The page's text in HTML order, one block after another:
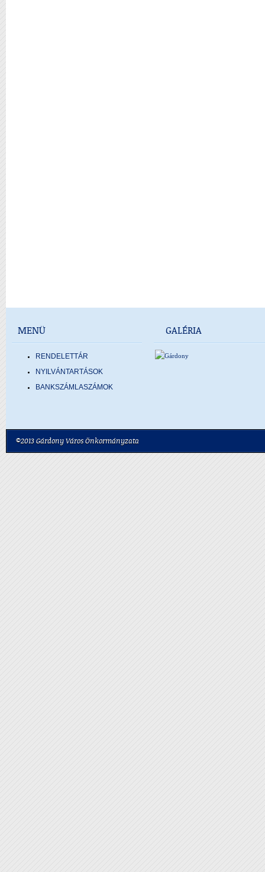
MENÜ
RENDELETTÁR
NYILVÁNTARTÁSOK
BANKSZÁMLASZÁMOK
GALÉRIA
©2013 Gárdony Város Önkormányzata